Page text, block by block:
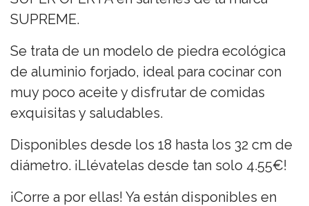
SUPREME.
Se trata de un modelo de piedra ecológica
de aluminio forjado, ideal para cocinar con
muy poco aceite y disfrutar de comidas
exquisitas y saludables.
Disponibles desde los 18 hasta los 32 cm de
diámetro. ¡Llévatelas desde tan solo 4.55€!
¡Corre a por ellas! Ya están disponibles en